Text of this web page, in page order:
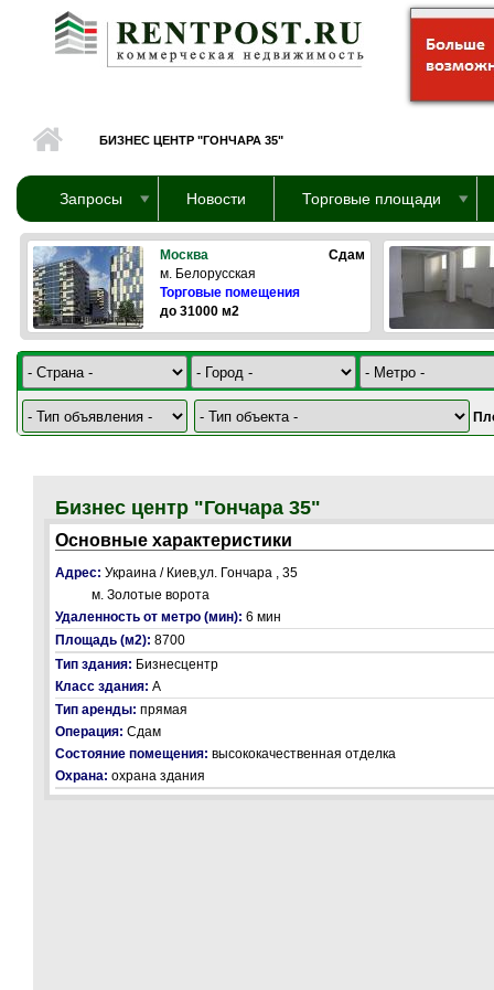
Перейти к основному содержанию
БИЗНЕС ЦЕНТР "ГОНЧАРА 35"
Запросы Новости Торговые площади
Москва
Сдам
м. Белорусская
Торговые помещения
до 31000 м2
Бизнес центр "Гончара 35"
Основные характеристики
Адрес: Украина / Киев,ул. Гончара , 35
м. Золотые ворота
Удаленность от метро (мин): 6 мин
Площадь (м2): 8700
Тип здания: Бизнесцентр
Класс здания: А
Тип аренды: прямая
Операция: Сдам
Состояние помещения: высококачественная отделка
Охрана: охрана здания